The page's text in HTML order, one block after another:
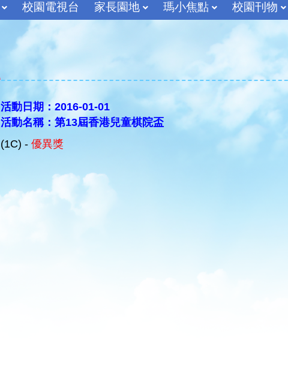
校園電視台 家長園地 瑪小焦點 校園刊物
活動日期：2016-01-01
活動名稱：第13屆香港兒童棋院盃
(1C) - 優異獎